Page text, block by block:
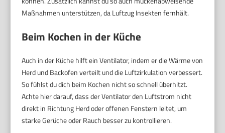
Maßnahmen unterstützen, da Luftzug Insekten fernhält.
Beim Kochen in der Küche
Auch in der Küche hilft ein Ventilator, indem er die Wärme von
Herd und Backofen verteilt und die Luftzirkulation verbessert.
So fühlst du dich beim Kochen nicht so schnell überhitzt.
Achte hier darauf, dass der Ventilator den Luftstrom nicht
direkt in Richtung Herd oder offenen Fenstern leitet, um
starke Gerüche oder Rauch besser zu kontrollieren.